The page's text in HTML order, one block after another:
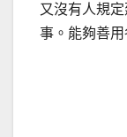
又沒有人規
事。能夠善